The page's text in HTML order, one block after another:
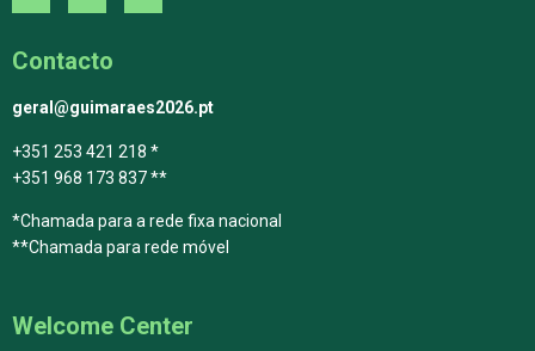
Contacto
geral@guimaraes2026.pt
+351 253 421 218 *
+351 968 173 837 **
*Chamada para a rede fixa nacional
**Chamada para rede móvel
Welcome Center